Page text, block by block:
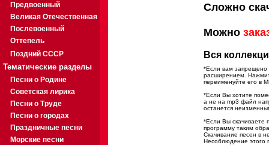
Предвоенный
Великая Отечественная
Послевоенный
Оттепель
Поздний СССР
Тематические разделы
Песни о Родине
Советская лирика
Песни о Труде
Песни о городах
Праздничные песни
Морские песни
Сложно
Можно
Вся
*Если вам запрещено
расширением.
переименуйте его в
*Если Вы хотите
а не на mp3 файл
останется
*Если Вы скачиваете
программу таким
Скачивание песен в
Несоблюдение этого